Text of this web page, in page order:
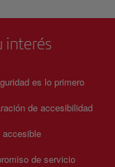
interés
es lo primero
de accesibilidad
accesible
de servicio